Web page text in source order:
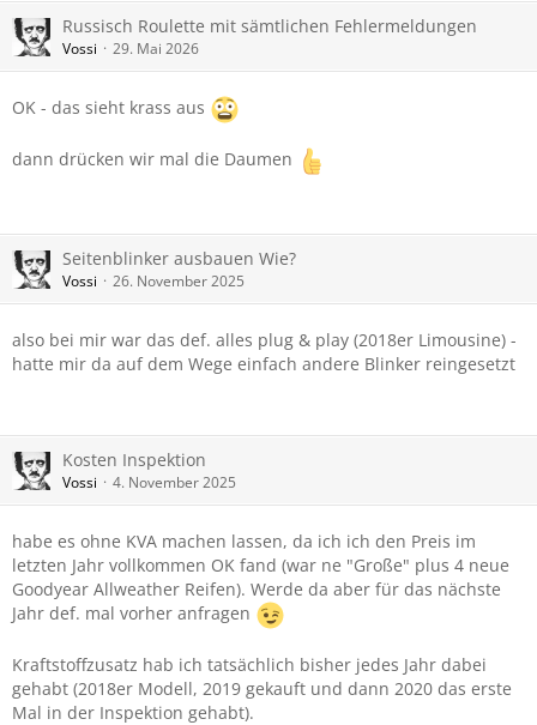
Russisch Roulette mit sämtlichen Fehlermeldungen
Vossi 29. Mai 2026
OK - das sieht krass aus
dann drücken wir mal die Daumen
Seitenblinker ausbauen Wie?
Vossi 26. November 2025
also bei mir war das def. alles plug & play (2018er Limousine) -
hatte mir da auf dem Wege einfach andere Blinker reingesetzt
Kosten Inspektion
Vossi 4. November 2025
habe es ohne KVA machen lassen, da ich ich den Preis im
letzten Jahr vollkommen OK fand (war ne "Große" plus 4 neue
Goodyear Allweather Reifen). Werde da aber für das nächste
Jahr def. mal vorher anfragen
Kraftstoffzusatz hab ich tatsächlich bisher jedes Jahr dabei
gehabt (2018er Modell, 2019 gekauft und dann 2020 das erste
Mal in der Inspektion gehabt).